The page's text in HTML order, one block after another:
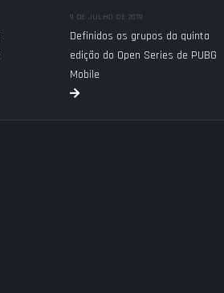
9 DE JULHO DE 2019
Definidos os grupos da quinta
edição do Open Series de PUBG
Mobile